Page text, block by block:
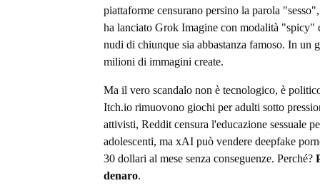
piattaforme censurano persino la parola
ha lanciato Grok Imagine con modalità "spicy"
nudi di chiunque sia abbastanza famoso. In un
milioni di immagini create.
Ma il vero scandalo non è tecnologico, è
Itch.io rimuovono giochi per adulti sotto
attivisti, Reddit censura l'educazione sessuale
adolescenti, ma xAI può vendere deepfake
30 dollari al mese senza conseguenze. Perché?
denaro.